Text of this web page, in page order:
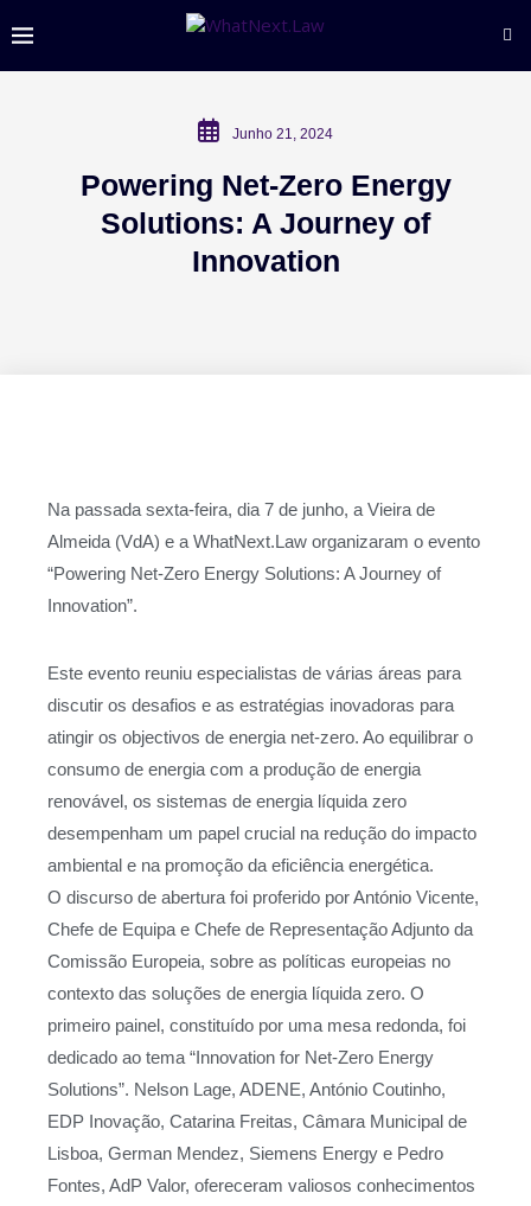
Junho 21, 2024
Powering Net-Zero Energy
Solutions: A Journey of
Innovation
Na passada sexta-feira, dia 7 de junho, a Vieira de
Almeida (VdA) e a WhatNext.Law organizaram o evento
“Powering Net-Zero Energy Solutions: A Journey of
Innovation”.
Este evento reuniu especialistas de várias áreas para
discutir os desafios e as estratégias inovadoras para
atingir os objectivos de energia net-zero. Ao equilibrar o
consumo de energia com a produção de energia
renovável, os sistemas de energia líquida zero
desempenham um papel crucial na redução do impacto
ambiental e na promoção da eficiência energética.
O discurso de abertura foi proferido por António Vicente,
Chefe de Equipa e Chefe de Representação Adjunto da
Comissão Europeia, sobre as políticas europeias no
contexto das soluções de energia líquida zero. O
primeiro painel, constituído por uma mesa redonda, foi
dedicado ao tema “Innovation for Net-Zero Energy
Solutions”. Nelson Lage, ADENE, António Coutinho,
EDP Inovação, Catarina Freitas, Câmara Municipal de
Lisboa, German Mendez, Siemens Energy e Pedro
Fontes, AdP Valor, ofereceram valiosos conhecimentos